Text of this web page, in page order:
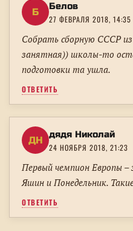
Б Белов
27 ФЕВРАЛЯ 2018, 14:35
Собрать сборную СССР из
занятная)) школы-то
подготовки та ушла.
ОТВЕТИТЬ
ДН дядя Николай
24 НОЯБРЯ 2018, 21:23
Первый чемпион Европы –
Яшин и Понедельник.
ОТВЕТИТЬ